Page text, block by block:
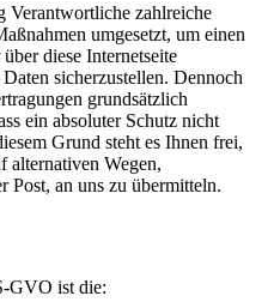
Verantwortliche zahlreiche
umgesetzt, um einen
diese Internetseite
sicherzustellen. Dennoch
grundsätzlich
ein absoluter Schutz nicht
Grund steht es Ihnen frei,
alternativen Wegen,
Post, an uns zu übermitteln.
GVO ist die: